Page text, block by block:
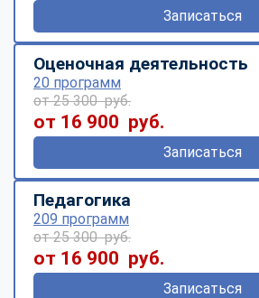
Записаться
Оценочная деятельность
20 программ
от 25 300 руб.
от 16 900 руб.
Записаться
Педагогика
209 программ
от 25 300 руб.
от 16 900 руб.
Записаться